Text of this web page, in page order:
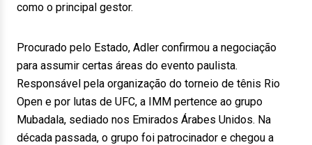
como o principal gestor.
Procurado pelo Estado, Adler confirmou a negociação
para assumir certas áreas do evento paulista.
Responsável pela organização do torneio de tênis Rio
Open e por lutas de UFC, a IMM pertence ao grupo
Mubadala, sediado nos Emirados Árabes Unidos. Na
década passada, o grupo foi patrocinador e chegou a